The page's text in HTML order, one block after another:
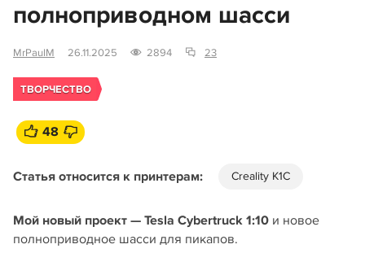
полноприводном шасси
MrPaulM 26.11.2025 2894 23
ТВОРЧЕСТВО
48
Статья относится к принтерам: Creality K1C
Мой новый проект — Tesla Cybertruck 1:10 и новое
полноприводное шасси для пикапов.